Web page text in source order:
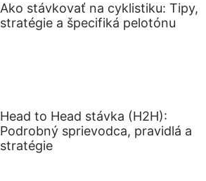
Ako stávkovať na cyklistiku: Tipy,
stratégie a špecifiká pelotónu
Head to Head stávka (H2H):
Podrobný sprievodca, pravidlá a
stratégie